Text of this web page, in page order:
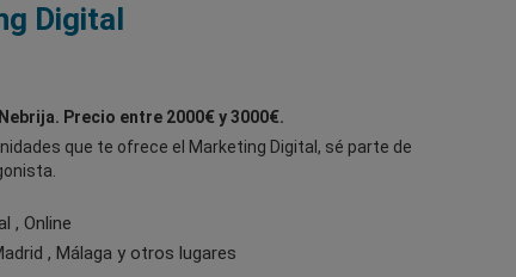
Digital
Precio entre 2000€ y 3000€.
que te ofrece el Marketing Digital, sé parte de
, Online
, Málaga y otros lugares